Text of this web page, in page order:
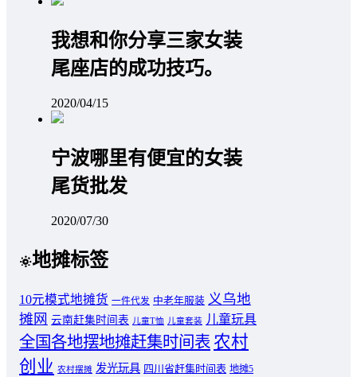
我想和你分享三家女装
尾座店的成功技巧。
2020/04/15
宁波哪里有便宜的女装
尾货批发
2020/07/30
地摊标签
10元模式地摊货 一件代发 中老年服装 义乌地
摊网 云南赶集时间表 儿童T恤 儿童套装 儿童玩具
全国各地摆地摊赶集时间表 农村
创业 农村摆摊 发光玩具 四川省赶集时间表 地摊5